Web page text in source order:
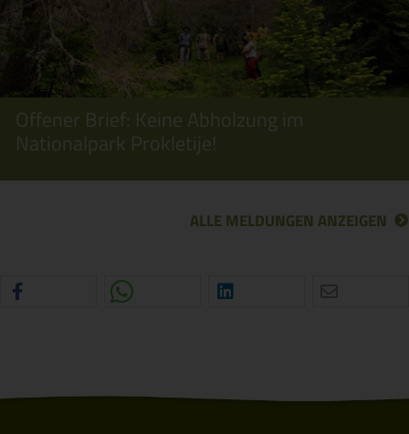
Offener Brief: Keine Abholzung im
Nationalpark Prokletije!
ALLE MELDUNGEN ANZEIGEN